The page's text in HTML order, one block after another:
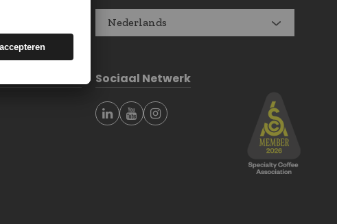
Nederlands
Sociaal Netwerk